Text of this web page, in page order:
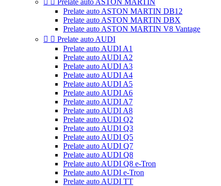
  Prelate auto ASTON MARTIN
Prelate auto ASTON MARTIN DB12
Prelate auto ASTON MARTIN DBX
Prelate auto ASTON MARTIN V8 Vantage
  Prelate auto AUDI
Prelate auto AUDI A1
Prelate auto AUDI A2
Prelate auto AUDI A3
Prelate auto AUDI A4
Prelate auto AUDI A5
Prelate auto AUDI A6
Prelate auto AUDI A7
Prelate auto AUDI A8
Prelate auto AUDI Q2
Prelate auto AUDI Q3
Prelate auto AUDI Q5
Prelate auto AUDI Q7
Prelate auto AUDI Q8
Prelate auto AUDI Q8 e-Tron
Prelate auto AUDI e-Tron
Prelate auto AUDI TT